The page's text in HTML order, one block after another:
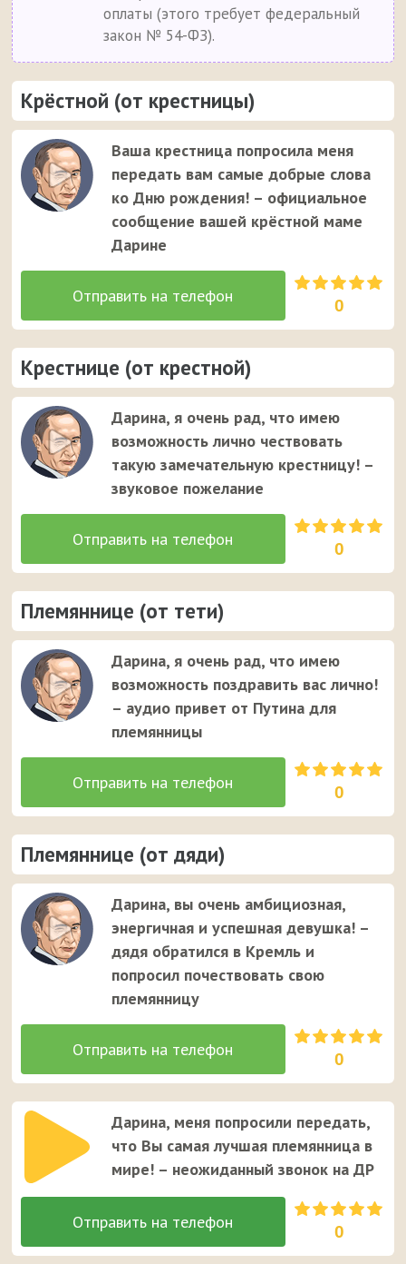
оплаты (этого требует федеральный
закон № 54-ФЗ).
Крёстной (от крестницы)
Ваша крестница попросила меня
передать вам самые добрые слова
ко Дню рождения! – официальное
сообщение вашей крёстной маме
Дарине
0
Крестнице (от крестной)
Дарина, я очень рад, что имею
возможность лично чествовать
такую замечательную крестницу! –
звуковое пожелание
0
Племяннице (от тети)
Дарина, я очень рад, что имею
возможность поздравить вас лично!
– аудио привет от Путина для
племянницы
0
Племяннице (от дяди)
Дарина, вы очень амбициозная,
энергичная и успешная девушка! –
дядя обратился в Кремль и
попросил почествовать свою
племянницу
0
Дарина, меня попросили передать,
что Вы самая лучшая племянница в
мире! – неожиданный звонок на ДР
0